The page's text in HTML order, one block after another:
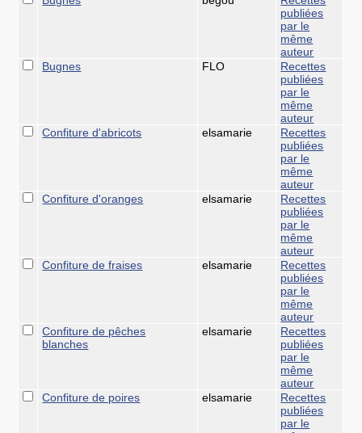
publiées
par le
même
auteur
Bugnes
FLO
Recettes
publiées
par le
même
auteur
Confiture d'abricots
elsamarie
Recettes
publiées
par le
même
auteur
Confiture d'oranges
elsamarie
Recettes
publiées
par le
même
auteur
Confiture de fraises
elsamarie
Recettes
publiées
par le
même
auteur
Confiture de pêches
blanches
elsamarie
Recettes
publiées
par le
même
auteur
Confiture de poires
elsamarie
Recettes
publiées
par le